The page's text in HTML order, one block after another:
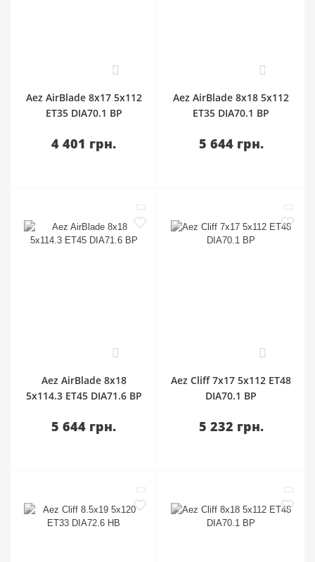
Aez AirBlade 8x17 5x112
ET35 DIA70.1 BP
4 401 грн.
Aez AirBlade 8x18 5x112
ET35 DIA70.1 BP
5 644 грн.
Aez AirBlade 8x18
5x114.3 ET45 DIA71.6 BP
5 644 грн.
Aez Cliff 7x17 5x112 ET48
DIA70.1 BP
5 232 грн.